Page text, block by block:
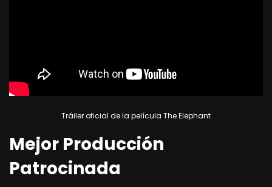
Tráiler oficial de la película The Elephant
Mejor Producción
Patrocinada